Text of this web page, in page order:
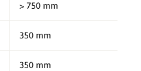
> 750 mm
350 mm
350 mm